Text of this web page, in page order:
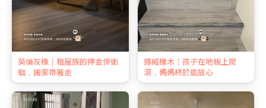
英倫灰橡｜租屋族的押金保衛
戰，搬家帶著走
挪威橡木｜孩子在地板上爬
滾，媽媽終於能放心